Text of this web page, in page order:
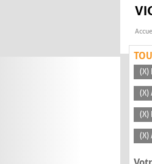
(X)
(X)
(X)
(X)